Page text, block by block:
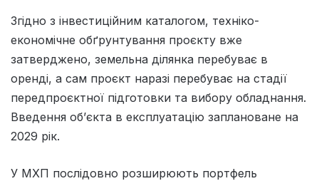
Згідно з інвестиційним каталогом, техніко-
економічне обґрунтування проєкту вже
затверджено, земельна ділянка перебуває в
оренді, а сам проєкт наразі перебуває на стадії
передпроєктної підготовки та вибору обладнання.
Введення об’єкта в експлуатацію заплановане на
2029 рік.
У МХП послідовно розширюють портфель